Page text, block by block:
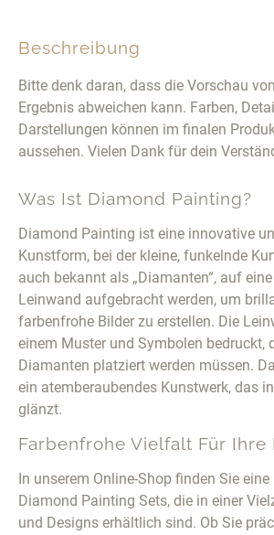
Beschreibung
Bitte denk daran, dass die Vorschau
Ergebnis abweichen kann. Farben,
Darstellungen können im finalen
aussehen. Vielen Dank für dein
Was Ist Diamond Painting?
Diamond Painting ist eine innovative
Kunstform, bei der kleine, funkelnde
auch bekannt als „Diamanten“, auf
Leinwand aufgebracht werden, um
farbenfrohe Bilder zu erstellen. Die
einem Muster und Symbolen bedruckt,
Diamanten platziert werden müssen.
ein atemberaubendes Kunstwerk, das
glänzt.
Farbenfrohe Vielfalt Für Ihre
In unserem Online-Shop finden Sie
Diamond Painting Sets, die in einer
und Designs erhältlich sind. Ob Sie